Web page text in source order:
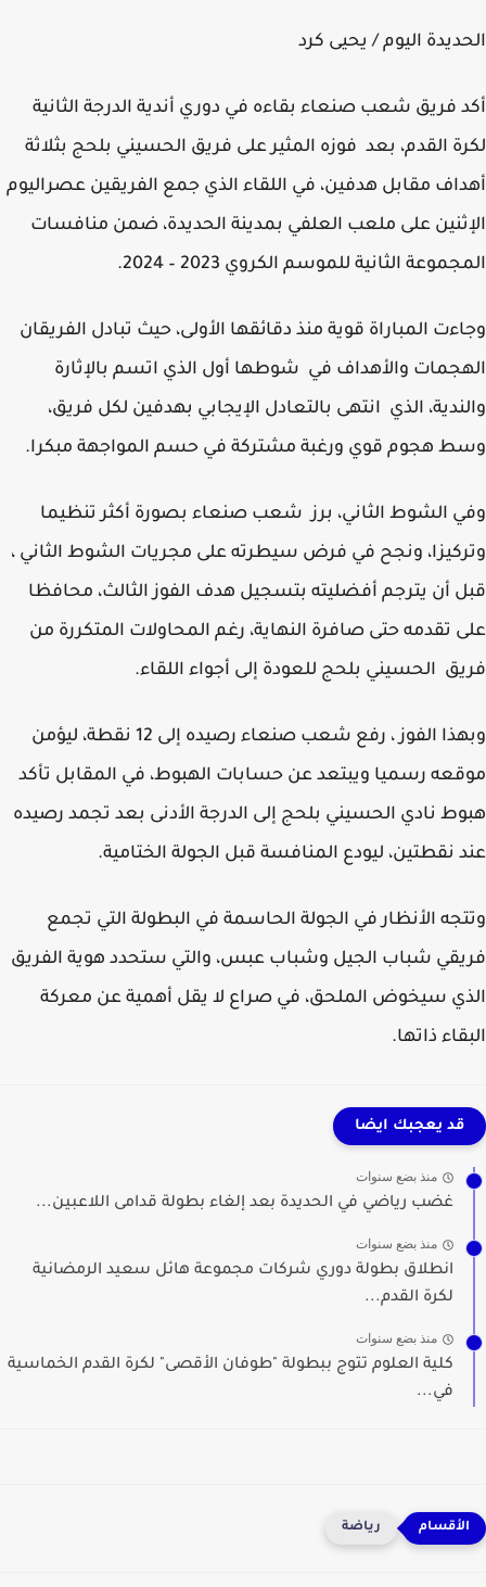
اليوم / يحيى كرد
فريق شعب صنعاء بقاءه في دوري أندية الدرجة الثانية
القدم، بعد فوزه المثير على فريق الحسيني بلحج بثلاثة
مقابل هدفين، في اللقاء الذي جمع الفريقين عصراليوم
على ملعب العلفي بمدينة الحديدة، ضمن منافسات
الثانية للموسم الكروي 2023 – 2024.
المباراة قوية منذ دقائقها الأولى، حيث تبادل الفريقان
والأهداف في شوطها أول الذي اتسم بالإثارة
الذي انتهى بالتعادل الإيجابي بهدفين لكل فريق،
هجوم قوي ورغبة مشتركة في حسم المواجهة مبكرا.
الشوط الثاني، برز شعب صنعاء بصورة أكثر تنظيما
ونجح في فرض سيطرته على مجريات الشوط الثاني ،
أن يترجم أفضليته بتسجيل هدف الفوز الثالث، محافظا
تقدمه حتى صافرة النهاية، رغم المحاولات المتكررة من
الحسيني بلحج للعودة إلى أجواء اللقاء.
وبهذا الفوز ، رفع شعب صنعاء رصيده إلى 12 نقطة، ليؤمن
رسميا ويبتعد عن حسابات الهبوط، في المقابل تأكد
نادي الحسيني بلحج إلى الدرجة الأدنى بعد تجمد رصيده
نقطتين، ليودع المنافسة قبل الجولة الختامية.
الأنظار في الجولة الحاسمة في البطولة التي تجمع
شباب الجيل وشباب عبس، والتي ستحدد هوية الفريق
سيخوض الملحق، في صراع لا يقل أهمية عن معركة
ذاتها.
قد يعجبك ايضا
منذ بضع سنوات
غضب رياضي في الحديدة بعد إلغاء بطولة قدامى اللاعبين...
منذ بضع سنوات
انطلاق بطولة دوري شركات مجموعة هائل سعيد الرمضانية
لكرة القدم...
منذ بضع سنوات
كلية العلوم تتوج ببطولة "طوفان الأقصى" لكرة القدم الخماسية
في...
رياضة